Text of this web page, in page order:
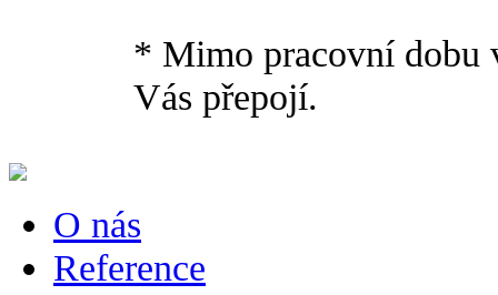
* Mimo pracovní dobu
Vás přepojí.
O nás
Reference